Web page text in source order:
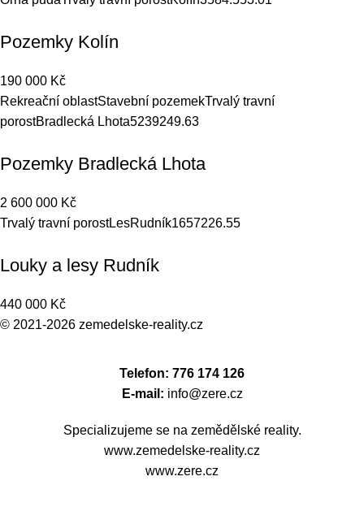
Pozemky Kolín
190 000 Kč
Rekreační oblastStavební pozemekTrvalý travní
porostBradlecká Lhota5239249.63
Pozemky Bradlecká Lhota
2 600 000 Kč
Trvalý travní porostLesRudník1657226.55
Louky a lesy Rudník
440 000 Kč
© 2021-2026 zemedelske-reality.cz
Telefon: 776 174 126
E-mail: info@zere.cz
Specializujeme se na zemědělské reality.
www.zemedelske-reality.cz
www.zere.cz